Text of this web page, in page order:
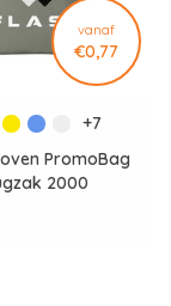
vanaf
€0,77
+7
PromoBag
2000